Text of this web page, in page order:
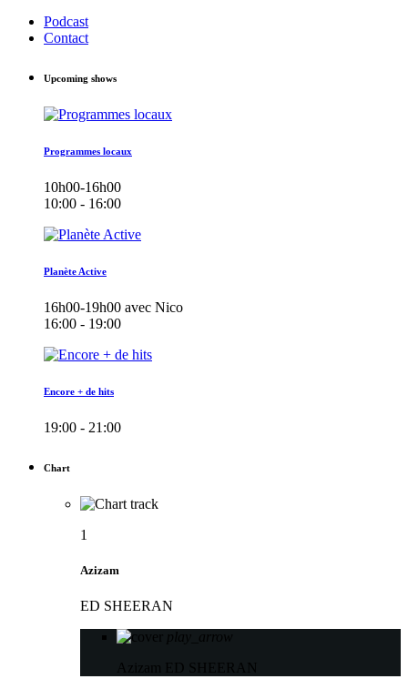
Podcast
Contact
Upcoming shows
Programmes locaux
10h00-16h00
10:00 - 16:00
Planète Active
16h00-19h00 avec Nico
16:00 - 19:00
Encore + de hits
19:00 - 21:00
Chart
1
Azizam
ED SHEERAN
play_arrow
Azizam
ED SHEERAN